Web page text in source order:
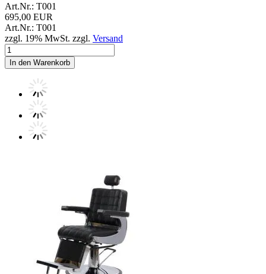
Art.Nr.: T001
695,00 EUR
Art.Nr.: T001
zzgl. 19% MwSt. zzgl. Versand
In den Warenkorb